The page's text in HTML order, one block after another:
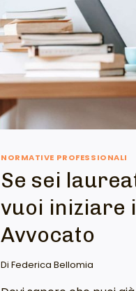
NORMATIVE PROFESSIONALI
Se sei
vuoi iniziare
Avvocato
Di Federica Bellomia